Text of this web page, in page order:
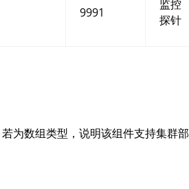
9991
监控
探针
为数组类型，说明该组件支持集群部